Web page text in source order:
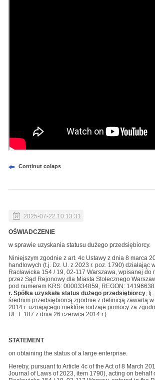
Conținut colaps
2025-07-22 10:13:31
OŚWIADCZENIE
w sprawie uzyskania statusu dużego przedsiębiorcy.
Niniejszym zgodnie z art. 4c Ustawy z dnia 8 marca
handlowych (t.j. Dz. U. z 2023 r. poz. 1790)
Racławicka 154 / 19, 02-117 Warszawa, wpisanej
przez Sąd Rejonowy dla Miasta Stołecznego
pod numerem KRS: 0000334859, REGON:
r. Spółka uzyskała status dużego przedsiębiorcy,
średnim przedsiębiorcą zgodnie z definicją zawartą
2014 r. uznającego niektóre rodzaje pomocy za
UE L 187 z dnia 26 czerwca 2014 r.).
STATEMENT
on obtaining the status of a large enterprise.
Hereby, pursuant to Article 4c of the Act of 8 March
Journal of Laws of 2023, item 1790), acting on